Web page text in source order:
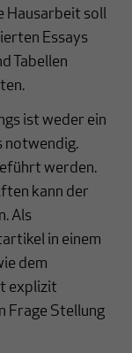
Hausarbeit soll
Essays
Tabellen
ist weder ein
notwendig.
werden.
kann der
Als
in einem
dem
explizit
Frage Stellung